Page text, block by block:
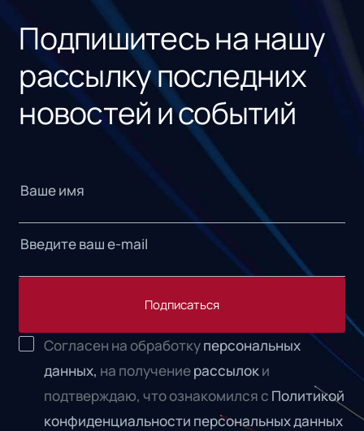
Подпишитесь на нашу
рассылку последних
новостей и событий
Подписаться
Согласен на обработкуперсональных
данных, на получениерассылоки
подтверждаю, что ознакомился с Политикой
конфиденциальности персональных данных